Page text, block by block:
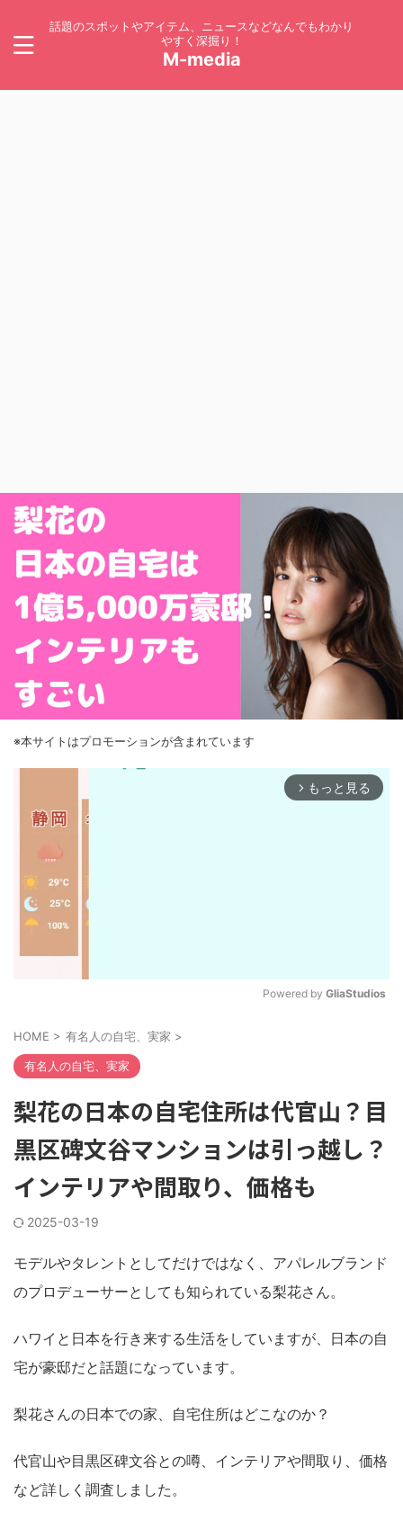
話題のスポットやアイテム、ニュースなどなんでもわかり
やすく深掘り！
M-media
※本サイトはプロモーションが含まれています
arrow_forward_ios もっと見る
Powered by GliaStudios
HOME > 有名人の自宅、実家 >
有名人の自宅、実家
梨花の日本の自宅住所は代官山？目
黒区碑文谷マンションは引っ越し？
インテリアや間取り、価格も
2025-03-19
モデルやタレントとしてだけではなく、アパレルブランド
のプロデューサーとしても知られている梨花さん。
ハワイと日本を行き来する生活をしていますが、日本の自
宅が豪邸だと話題になっています。
梨花さんの日本での家、自宅住所はどこなのか？
代官山や目黒区碑文谷との噂、インテリアや間取り、価格
など詳しく調査しました。